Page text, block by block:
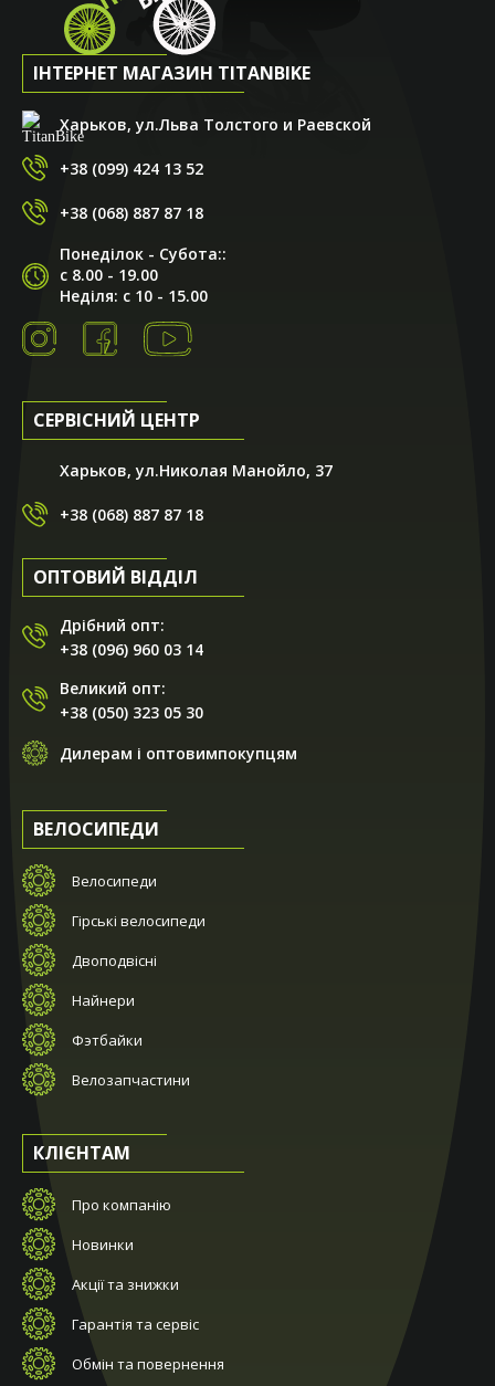
ІНТЕРНЕТ МАГАЗИН TITANBIKE
Харьков, ул.Льва Толстого и Раевской
+38 (099) 424 13 52
+38 (068) 887 87 18
Понеділок - Субота::
с 8.00 - 19.00
Неділя: с 10 - 15.00
СЕРВІСНИЙ ЦЕНТР
Харьков, ул.Николая Манойло, 37
+38 (068) 887 87 18
ОПТОВИЙ ВІДДІЛ
Дрібний опт:
+38 (096) 960 03 14
Великий опт:
+38 (050) 323 05 30
Дилерам і оптовимпокупцям
ВЕЛОСИПЕДИ
Велосипеди
Гірські велосипеди
Двоподвісні
Найнери
Фэтбайки
Велозапчастини
КЛІЄНТАМ
Про компанію
Новинки
Акції та знижки
Гарантія та сервіс
Обмін та повернення